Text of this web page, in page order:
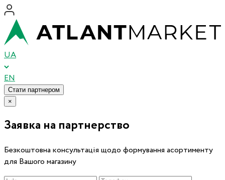
UA
EN
Стати партнером
×
Заявка на партнерство
Безкоштовна консультація щодо формування асортименту
для Вашого магазину